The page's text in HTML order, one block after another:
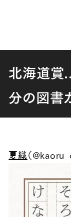
北海道賞
分の図書
夏織（